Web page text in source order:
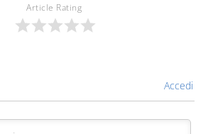
Article Rating
Accedi